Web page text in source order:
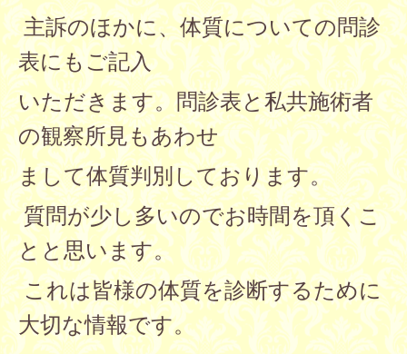
主訴のほかに、体質についての問診
表にもご記入
いただきます。問診表と私共施術者
の観察所見もあわせ
まして体質判別しております。
質問が少し多いのでお時間を頂くこ
とと思います。
これは皆様の体質を診断するために
大切な情報です。